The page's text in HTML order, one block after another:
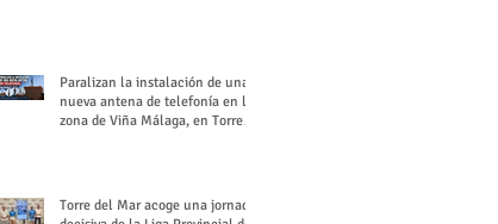
Paralizan la instalación de una
nueva antena de telefonía en la
zona de Viña Málaga, en Torre
Torre del Mar acoge una jornada